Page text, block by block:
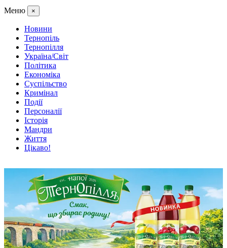
Меню ×
Новини
Тернопіль
Тернопілля
Україна/Світ
Політика
Економіка
Суспільство
Кримінал
Події
Персоналії
Історія
Мандри
Життя
Цікаво!